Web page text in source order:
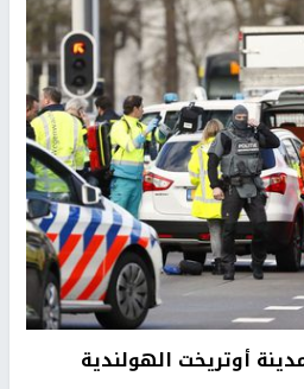
أوتريخت الهولندية